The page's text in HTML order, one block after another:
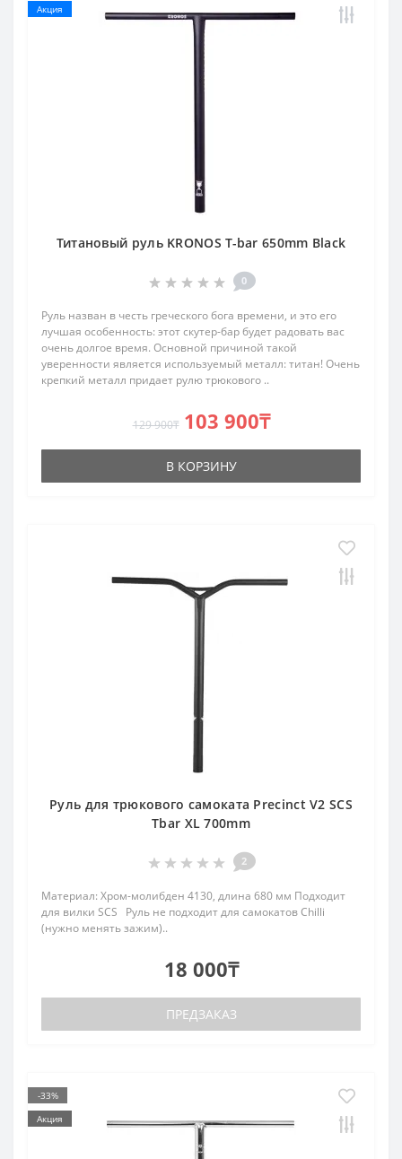
Акция
Титановый руль KRONOS T-bar 650mm Black
0
Руль назван в честь греческого бога времени, и это его
лучшая особенность: этот скутер-бар будет радовать вас
очень долгое время. Основной причиной такой
уверенности является используемый металл: титан! Очень
крепкий металл придает рулю трюкового ..
129 900₸ 103 900₸
В КОРЗИНУ
Руль для трюкового самоката Precinct V2 SCS
Tbar XL 700mm
2
Материал: Хром-молибден 4130, длина 680 мм Подходит
для вилки SCS Руль не подходит для самокатов Chilli
(нужно менять зажим)..
18 000₸
ПРЕДЗАКАЗ
-33%
Акция